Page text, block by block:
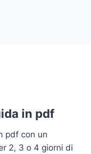
in pdf
pdf con un
2, 3 o 4 giorni di